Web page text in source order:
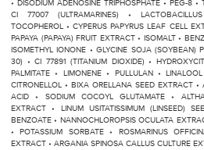
• DISODIUM ADENOSINE TRIPHOSPHATE • PEG-8 •
CI 77007 (ULTRAMARINES) •
TOCOPHEROL • CYPERUS PAPYRUS LEAF CELL
PAPAYA (PAPAYA) FRUIT EXTRACT • ISOMALT •
ISOMETHYL IONONE • GLYCINE SOJA (SOYBEAN)
30) • CI 77891 (TITANIUM DIOXIDE) •
PALMITATE • LIMONENE • PULLULAN •
CITRONELLOL • BIXA ORELLANA SEED EXTRACT •
ACID • SODIUM COCOYL GLUTAMATE •
EXTRACT • LINUM USITATISSIMUM (LINSEED)
BENZOATE • NANNOCHLOROPSIS OCULATA
• POTASSIUM SORBATE • ROSMARINUS
EXTRACT • ARGANIA SPINOSA CALLUS CULTURE